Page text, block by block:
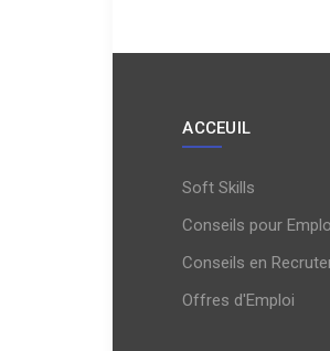
ACCEUIL
Soft Skills
Conseils pour
Conseils en
Offres d'Emploi